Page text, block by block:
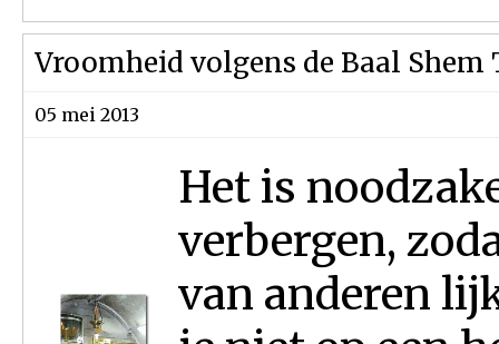
Vroomheid volgens de Baal Shem
05 mei 2013
Het is
verbergen,
van anderen